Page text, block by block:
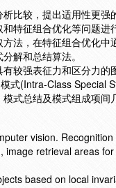
比较，提出适用性更强
特征组合优化等问题
法，在特征组合优化
解和总结算法。
较强表征力和区分力
式(Intra-Class Special
式总结及模式组成项
vision.
retrieval areas
based on local